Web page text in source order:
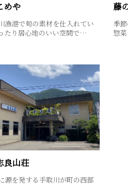
めや
漁港で旬の素材を仕入れてい
たり居心地のいい空間で…
藤
季
惣
良山荘
源を発する手取川が町の西部